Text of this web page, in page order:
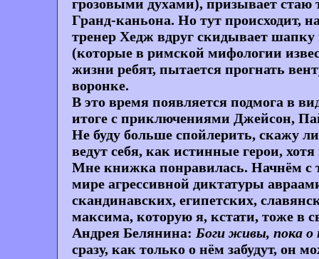
грозовыми духами), призывает стаю
Гранд-каньона. Но тут происходит,
тренер Хедж вдруг скидывает шапку
(которые в римской мифологии
жизни ребят, пытается прогнать
воронке.
В это время появляется подмога в
итоге с приключениями Джейсон,
Не буду больше спойлерить, скажу
ведут себя, как истинные герои,
Мне книжка понравилась. Начнём с
мире агрессивной диктатуры
скандинавских, египетских,
максима, которую я, кстати, тоже в
Андрея Белянина: Боги живы, пока о
сразу, как только о нём забудут, он